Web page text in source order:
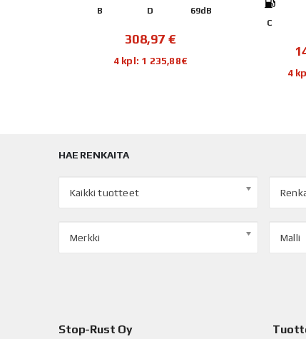
B D 69dB
308,97 €
4 kpl: 1 235,88€
C
4
HAE RENKAITA
Kaikki tuotteet
Merkki Malli
Stop-Rust Oy